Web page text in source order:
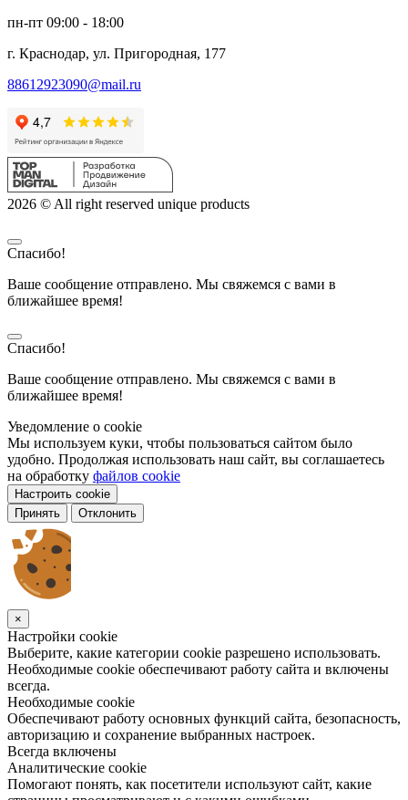
пн-пт 09:00 - 18:00
г. Краснодар, ул. Пригородная, 177
88612923090@mail.ru
2026 © All right reserved unique products
Спасибо!
Ваше сообщение отправлено. Мы свяжемся с вами в
ближайшее время!
Спасибо!
Ваше сообщение отправлено. Мы свяжемся с вами в
ближайшее время!
Уведомление о cookie
Мы используем куки, чтобы пользоваться сайтом было
удобно. Продолжая использовать наш сайт, вы соглашаетесь
на обработку файлов cookie
Настроить cookie
Принять
Отклонить
×
Настройки cookie
Выберите, какие категории cookie разрешено использовать.
Необходимые cookie обеспечивают работу сайта и включены
всегда.
Необходимые cookie
Обеспечивают работу основных функций сайта, безопасность,
авторизацию и сохранение выбранных настроек.
Всегда включены
Аналитические cookie
Помогают понять, как посетители используют сайт, какие